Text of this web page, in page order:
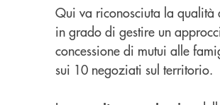
Qui va riconosciuta la qualità
in grado di gestire un
concessione di mutui alle
sui 10 negoziati sul territorio.